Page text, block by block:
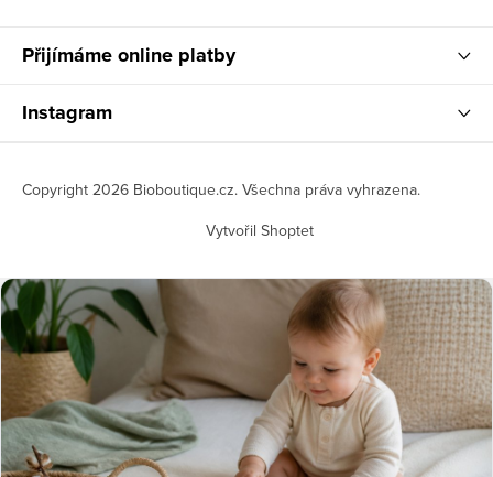
Přijímáme online platby
Instagram
Vytvořil Shoptet
Copyright 2026 Bioboutique.cz. Všechna práva vyhrazena.